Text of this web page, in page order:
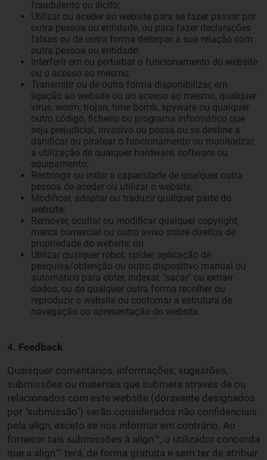
fraudulento ou ilícito;
Utilizar ou aceder ao website para se fazer passar por
outra pessoa ou entidade, ou para fazer declarações
falsas ou de outra forma deturpar a sua relação com
outra pessoa ou entidade;
Interferir em ou perturbar o funcionamento do website
ou o acesso ao mesmo;
Transmitir ou de outra forma disponibilizar, em
ligação ao website ou ao acesso ao mesmo, qualquer
vírus, worm, trojan, time bomb, spyware ou qualquer
outro código, ficheiro ou programa informático que
seja prejudicial, invasivo ou possa ou se destine a
danificar ou piratear o funcionamento ou monitorizar
a utilização de qualquer hardware, software ou
equipamento;
Restringir ou inibir a capacidade de qualquer outra
pessoa de aceder ou utilizar o website;
Modificar, adaptar ou traduzir qualquer parte do
website;
Remover, ocultar ou modificar qualquer copyright,
marca comercial ou outro aviso sobre direitos de
propriedade do website; ou
Utilizar qualquer robot, spider, aplicação de
pesquisa/obtenção ou outro dispositivo manual ou
automático para obter, indexar, "sacar" ou extrair
dados, ou de qualquer outra forma recolher ou
reproduzir o website ou contornar a estrutura de
navegação ou apresentação do website.
4. Feedback
Quaisquer comentários, informações, sugestões,
submissões ou materiais que submeta através de ou
relacionados com este website (doravante designados
por "submissão") serão considerados não confidenciais
pela align, exceto se nos informar em contrário. Ao
fornecer tais submissões à align™, o utilizador concorda
que a align™ terá, de forma gratuita e sem ter de atribuir